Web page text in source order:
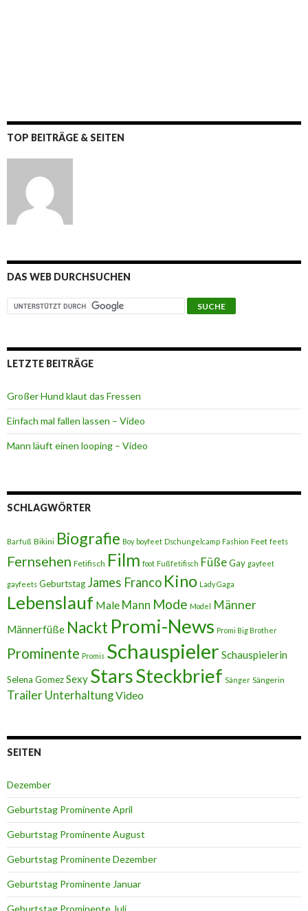
TOP BEITRÄGE & SEITEN
DAS WEB DURCHSUCHEN
LETZTE BEITRÄGE
Großer Hund klaut das Fressen
Einfach mal fallen lassen – Video
Mann läuft einen looping – Video
SCHLAGWÖRTER
Barfuß Bikini Biografie Boy boyfeet Dschungelcamp Fashion Feet feets
Fernsehen Fetifisch Film foot Fußfetifisch FüßeGay gayfeet
gayfeets Geburtstag James Franco Kino Lady Gaga
Lebenslauf Male Mann Mode Model Männer
Männerfüße Nackt Promi-News Promi Big Brother
Prominente Promis Schauspieler Schauspielerin
Selena GomezSexy StarsSteckbrief Sänger Sängerin
Trailer UnterhaltungVideo
SEITEN
Dezember
Geburtstag Prominente April
Geburtstag Prominente August
Geburtstag Prominente Dezember
Geburtstag Prominente Januar